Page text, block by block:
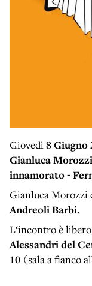
Giovedì8 Giugno
Gianluca Morozzi
innamorato -
Gianluca
Andreoli Barbi.
L‘incontro è
Alessandri del
10 (sala a fianco